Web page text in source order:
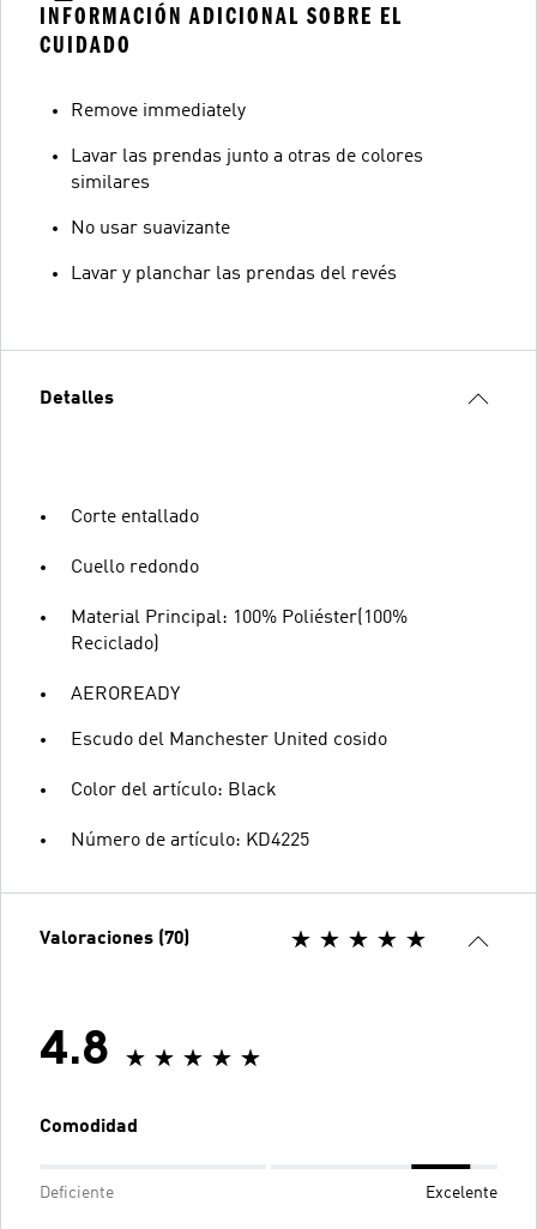
INFORMACIÓN ADICIONAL SOBRE EL
CUIDADO
Remove immediately
Lavar las prendas junto a otras de colores
similares
No usar suavizante
Lavar y planchar las prendas del revés
Detalles
Corte entallado
Cuello redondo
Material Principal: 100% Poliéster(100%
Reciclado)
AEROREADY
Escudo del Manchester United cosido
Color del artículo: Black
Número de artículo: KD4225
Valoraciones (70)
4.8
Comodidad
Deficiente Excelente